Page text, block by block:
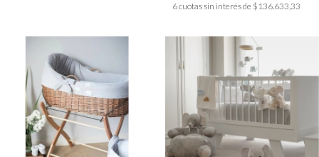
6cuotas sin interés de $136.633,33